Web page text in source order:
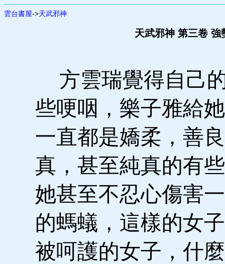
雲台書屋->天武邪神
天武邪神 第三卷
方雲瑞覺得自己
些哽咽，樂子雅給
一直都是嬌柔，善
真，甚至純真的有
她甚至不忍心傷害
的螞蟻，這樣的女
被呵護的女子，什